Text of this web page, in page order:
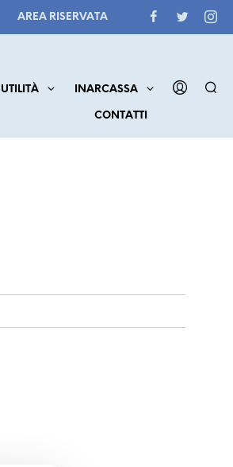
AREA RISERVATA
UTILITÀ INARCASSA
CONTATTI